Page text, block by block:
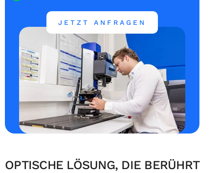
JETZT ANFRAGEN
OPTISCHE LÖSUNG, DIE BERÜHRT